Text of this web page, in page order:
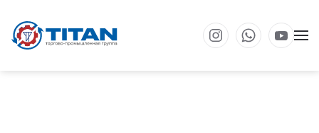
Перейти к основному содержанию